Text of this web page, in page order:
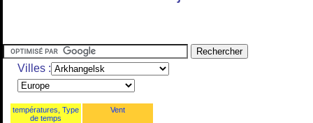
Villes :
températures, Type
de temps
Vent